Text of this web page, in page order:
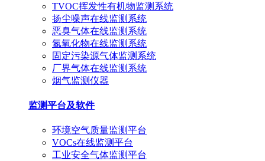
TVOC挥发性有机物监测系统
扬尘噪声在线监测系统
恶臭气体在线监测系统
氮氧化物在线监测系统
固定污染源气体监测系统
厂界气体在线监测系统
烟气监测仪器
监测平台及软件
环境空气质量监测平台
VOCs在线监测平台
工业安全气体监测平台